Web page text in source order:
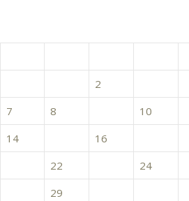
2
7
8 10
14
16
22 24
29